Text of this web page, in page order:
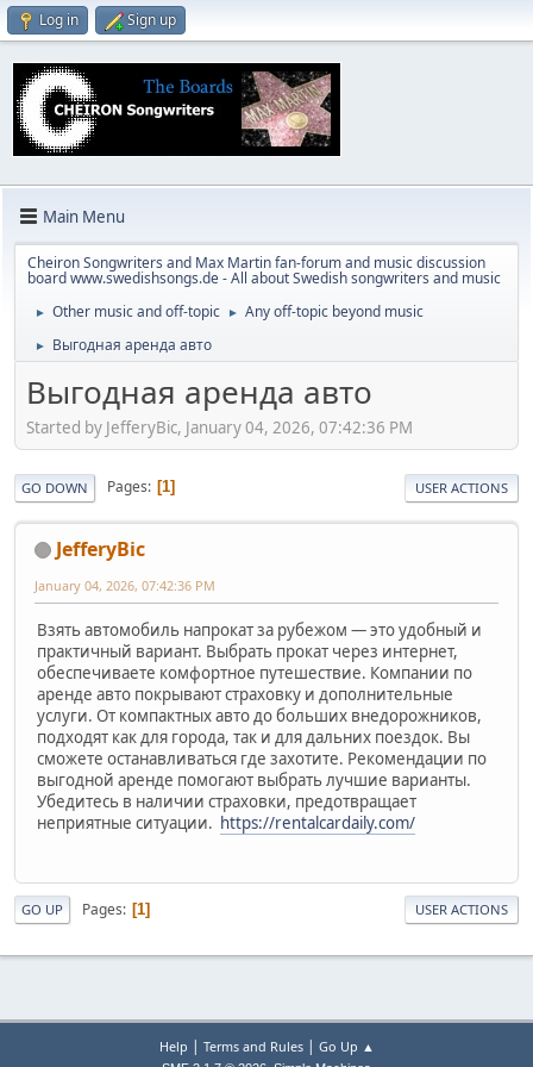
Log in Sign up
Main Menu
Cheiron Songwriters and Max Martin fan-forum and music discussion
board www.swedishsongs.de - All about Swedish songwriters and music
► Other music and off-topic ► Any off-topic beyond music
► Выгодная аренда авто
Выгодная аренда авто
Started by JefferyBic, January 04, 2026, 07:42:36 PM
GO DOWN Pages 1 USER ACTIONS
JefferyBic
January 04, 2026, 07:42:36 PM
Взять автомобиль напрокат за рубежом — это удобный и
практичный вариант. Выбрать прокат через интернет,
обеспечиваете комфортное путешествие. Компании по
аренде авто покрывают страховку и дополнительные
услуги. От компактных авто до больших внедорожников,
подходят как для города, так и для дальних поездок. Вы
сможете останавливаться где захотите. Рекомендации по
выгодной аренде помогают выбрать лучшие варианты.
Убедитесь в наличии страховки, предотвращает
неприятные ситуации. https://rentalcardaily.com/
GO UP Pages 1 USER ACTIONS
Help Terms and Rules| Go Up ▲